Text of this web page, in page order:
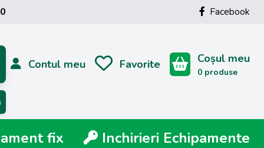
Facebook
Contul meu Favorite Coșul meu
0 produse
fix Inchirieri Echipamente